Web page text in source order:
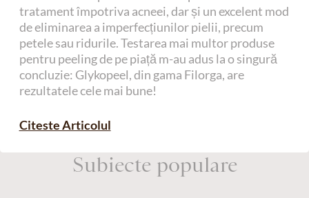
tratament împotriva acneei, dar și un excelent mod
de eliminarea a imperfecțiunilor pielii, precum
petele sau ridurile. Testarea mai multor produse
pentru peeling de pe piață m-au adus la o singură
concluzie: Glykopeel, din gama Filorga, are
rezultatele cele mai bune!
Citeste Articolul
Subiecte populare